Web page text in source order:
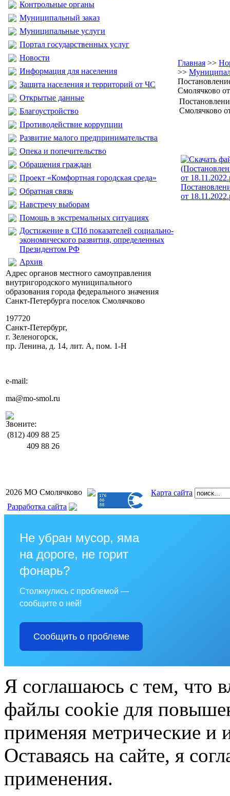
Контрольные органы
Муниципальный заказ
Муниципальные услуги
Портал государственных услуг
Новости
Информация для населения
Защита населения и территорий от ЧС
Открытые данные
Благоустройство
Противодействие коррупции
Развитие малого предпринимательства
Опека и попечительство
Обращения граждан
Проект «Комфортная городская среда»
Обратная связь
Навстречу выборам
Помощь в экстремальных ситуациях
Достижение в СПб показателей социально-
экономического развития, определенных
Президентом РФ
Архив
Адрес органов местного самоуправления
внутригородского муниципального
образования города федерального значения
Санкт-Петербурга поселок Смолячково
197720
Санкт-Петербург,
г. Зеленогорск,
пр. Ленина, д. 14, лит. А, пом. 1-Н
e-mail:
ma@mo-smol.ru
Звоните:
(812) 409 88 25
409 88 26
Главная >>
>>
Смолячково
Смолячково
от
2026 МО Смолячково
Карта сайта
Разработка сайта
Не убран мусор, яма
на дороге, не горит
фонарь?
Столкнулись с проблемой —
сообщите о ней!
Сообщить о проблеме
Я соглашаюсь с тем, что
файлы cookie для
применяя метрические и
Оставаясь на сайте, я
применения.